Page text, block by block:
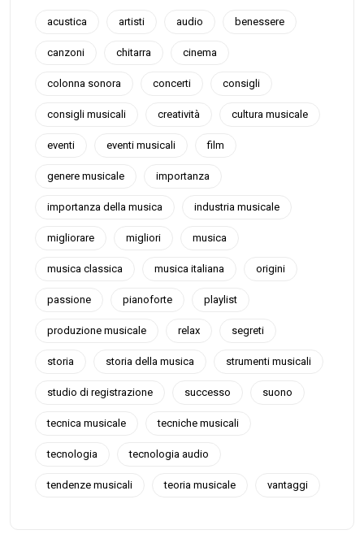
acustica artisti audio benessere
canzoni chitarra cinema
colonna sonora concerti consigli
consigli musicali creatività cultura musicale
eventi eventi musicali film
genere musicale importanza
importanza della musica industria musicale
migliorare migliori musica
musica classica musica italiana origini
passione pianoforte playlist
produzione musicale relax segreti
storia storia della musica strumenti musicali
studio di registrazione successo suono
tecnica musicale tecniche musicali
tecnologia tecnologia audio
tendenze musicali teoria musicale vantaggi